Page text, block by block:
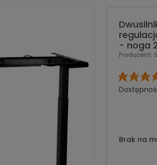
- noga
Producent:
Brak na